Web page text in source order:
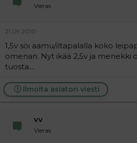
Vieras
21.09.2010
1,5v söi aamu/iltapalalla koko
omenan. Nyt ikää 2,5v ja menekki
tuosta....
Ilmoita asiaton viesti
vv
Vieras